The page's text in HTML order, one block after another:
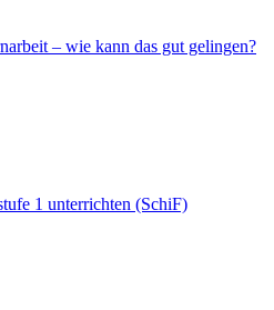
– wie kann das gut gelingen?
1 unterrichten (SchiF)